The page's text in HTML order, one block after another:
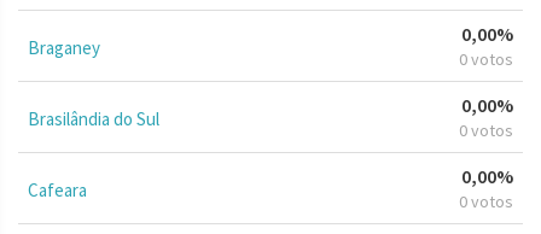
Braganey
0,00%
0 votos
Brasilândia do Sul
0,00%
0 votos
Cafeara
0,00%
0 votos